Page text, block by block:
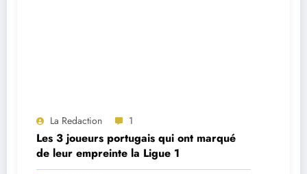
La Redaction 1
Les 3 joueurs portugais qui ont marqué
de leur empreinte la Ligue 1